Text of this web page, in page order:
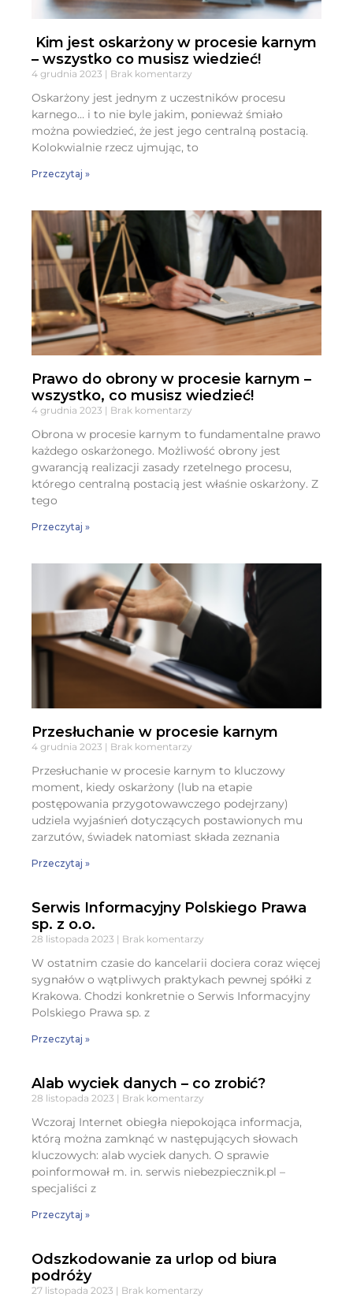
Kim jest oskarżony w procesie karnym
– wszystko co musisz wiedzieć!
4 grudnia 2023 Brak komentarzy
Oskarżony jest jednym z uczestników procesu
karnego… i to nie byle jakim, ponieważ śmiało
można powiedzieć, że jest jego centralną postacią.
Kolokwialnie rzecz ujmując, to
Przeczytaj »
Prawo do obrony w procesie karnym –
wszystko, co musisz wiedzieć!
4 grudnia 2023 Brak komentarzy
Obrona w procesie karnym to fundamentalne prawo
każdego oskarżonego. Możliwość obrony jest
gwarancją realizacji zasady rzetelnego procesu,
którego centralną postacią jest właśnie oskarżony. Z
tego
Przeczytaj »
Przesłuchanie w procesie karnym
4 grudnia 2023 Brak komentarzy
Przesłuchanie w procesie karnym to kluczowy
moment, kiedy oskarżony (lub na etapie
postępowania przygotowawczego podejrzany)
udziela wyjaśnień dotyczących postawionych mu
zarzutów, świadek natomiast składa zeznania
Przeczytaj »
Serwis Informacyjny Polskiego Prawa
sp. z o.o.
28 listopada 2023 Brak komentarzy
W ostatnim czasie do kancelarii dociera coraz więcej
sygnałów o wątpliwych praktykach pewnej spółki z
Krakowa. Chodzi konkretnie o Serwis Informacyjny
Polskiego Prawa sp. z
Przeczytaj »
Alab wyciek danych – co zrobić?
28 listopada 2023 Brak komentarzy
Wczoraj Internet obiegła niepokojąca informacja,
którą można zamknąć w następujących słowach
kluczowych: alab wyciek danych. O sprawie
poinformował m. in. serwis niebezpiecznik.pl –
specjaliści z
Przeczytaj »
Odszkodowanie za urlop od biura
podróży
27 listopada 2023 Brak komentarzy